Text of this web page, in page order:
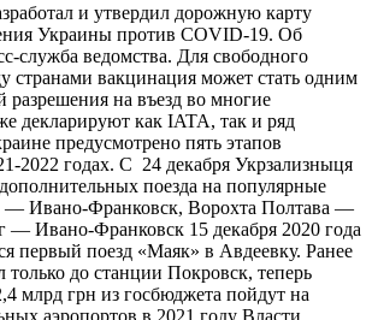
и утвердил дорожную карту
Украины против COVID-19. Об
служба ведомства. Для свободного
странами вакцинация может стать одним
разрешения на въезд во многие
декларируют как IATA, так и ряд
предусмотрено пять этапов
2022 годах. С 24 декабря Укрзализныця
поезда на популярные
— Ивано-Франковск, Ворохта Полтава —
— Ивано-Франковск 15 декабря 2020 года
первый поезд «Маяк» в Авдеевку. Ранее
только до станции Покровск, теперь
млрд грн из госбюджета пойдут на
аэропортов в 2021 году Власти